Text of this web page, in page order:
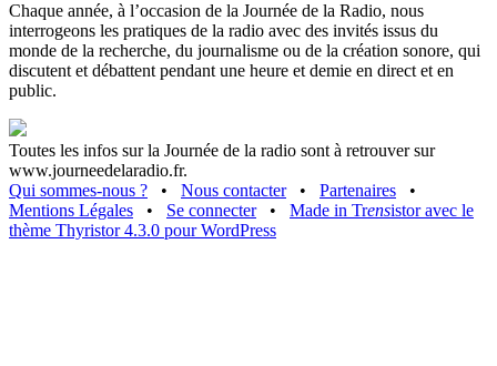
Chaque année, à l’occasion de la Journée de la Radio, nous
interrogeons les pratiques de la radio avec des invités issus du
monde de la recherche, du journalisme ou de la création sonore, qui
discutent et débattent pendant une heure et demie en direct et en
public.
Toutes les infos sur la Journée de la radio sont à retrouver sur
www.journeedelaradio.fr.
Qui sommes-nous ?
• Nous contacter • Partenaires
•
Mentions Légales
• Se connecter • Made in Trensistor avec le
thème Thyristor 4.3.0 pour WordPress